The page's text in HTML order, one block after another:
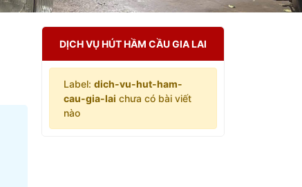
DỊCH VỤ HÚT HẦM CẦU GIA LAI
Label: dich-vu-hut-ham-
cau-gia-lai chưa có bài viết
nào